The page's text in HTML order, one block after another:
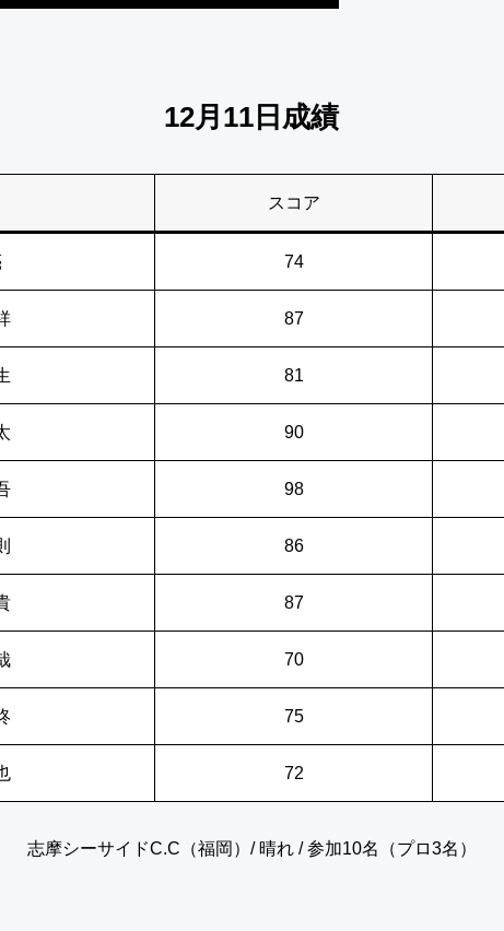
12月11日成績
スコア
74
87
81
90
98
86
87
70
75
72
志摩シーサイドC.C（福岡）/ 晴れ / 参加10名（プロ3名）